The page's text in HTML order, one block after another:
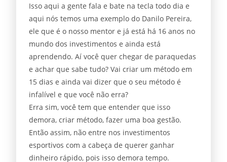
Isso aqui a gente fala e bate na tecla todo dia e
aqui nós temos uma exemplo do Danilo Pereira,
ele que é o nosso mentor e já está há 16 anos no
mundo dos investimentos e ainda está
aprendendo. Aí você quer chegar de paraquedas
e achar que sabe tudo? Vai criar um método em
15 dias e ainda vai dizer que o seu método é
infalível e que você não erra?
Erra sim, você tem que entender que isso
demora, criar método, fazer uma boa gestão.
Então assim, não entre nos investimentos
esportivos com a cabeça de querer ganhar
dinheiro rápido, pois isso demora tempo.